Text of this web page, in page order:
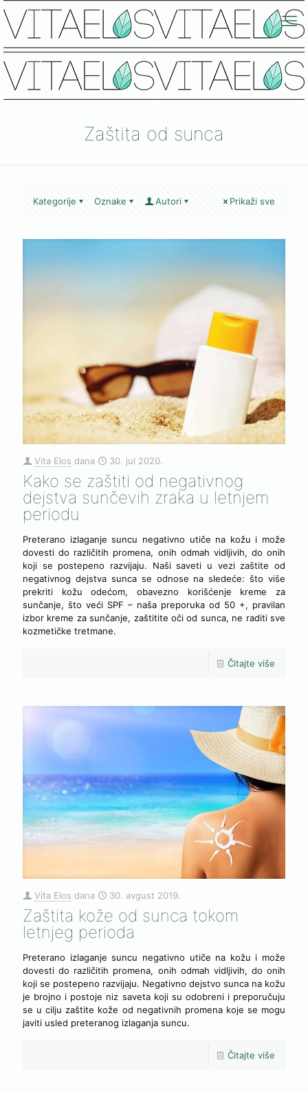
Zaštita od sunca
Kategorije Oznake Autori Prikaži sve
Vita Elos dana 30. jul 2020.
Kako se zaštiti od negativnog
dejstva sunčevih zraka u letnjem
periodu
Preterano izlaganje suncu negativno utiče na kožu i može
dovesti do različitih promena, onih odmah vidljivih, do onih
koji se postepeno razvijaju. Naši saveti u vezi zaštite od
negativnog dejstva sunca se odnose na sledeće: što više
prekriti kožu odećom, obavezno korišćenje kreme za
sunčanje, što veći SPF – naša preporuka od 50 +, pravilan
izbor kreme za sunčanje, zaštitite oči od sunca, ne raditi sve
kozmetičke tretmane.
Čitajte više
Vita Elos dana 30. avgust 2019.
Zaštita kože od sunca tokom
letnjeg perioda
Preterano izlaganje suncu negativno utiče na kožu i može
dovesti do različitih promena, onih odmah vidljivih, do onih
koji se postepeno razvijaju. Negativno dejstvo sunca na kožu
je brojno i postoje niz saveta koji su odobreni i preporučuju
se u cilju zaštite kože od negativnih promena koje se mogu
javiti usled preteranog izlaganja suncu.
Čitajte više